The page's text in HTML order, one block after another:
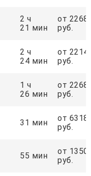
2 ч
21 мин
от 2268
руб.
2 ч
24 мин
от 2214
руб.
1 ч
26 мин
от 2268
руб.
31 мин
от 6318
руб.
55 мин
от 1350
руб.